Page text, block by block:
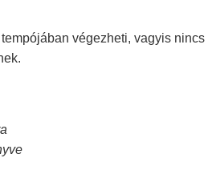
végezheti, vagyis